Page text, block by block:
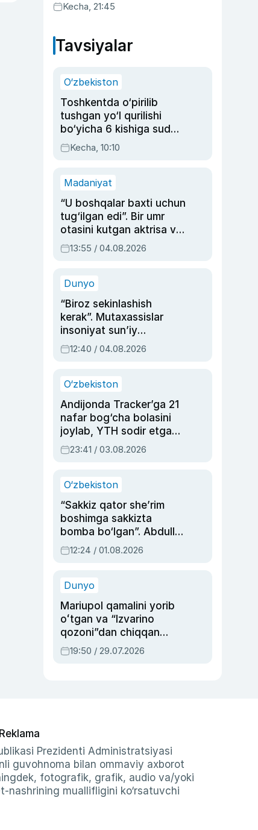
Kecha, 21:45
Tavsiyalar
O‘zbekiston
Toshkentda o‘pirilib
tushgan yo‘l qurilishi
bo‘yicha 6 kishiga sud
hukmi o‘qildi
Kecha, 10:10
Madaniyat
“U boshqalar baxti uchun
tug‘ilgan edi”. Bir umr
otasini kutgan aktrisa va
dublyaj ustasi Rimma
Ahmedovaning
13:55 / 04.08.2026
Dunyo
“Biroz sekinlashish
kerak”. Mutaxassislar
insoniyat sun’iy
intellektni boshqara
olmay qolishidan xavotir
12:40 / 04.08.2026
O‘zbekiston
Andijonda Tracker’ga 21
nafar bog‘cha bolasini
joylab, YTH sodir etgan
ayolga sud hukmi o‘qildi
23:41 / 03.08.2026
O‘zbekiston
“Sakkiz qator she’rim
boshimga sakkizta
bomba bo‘lgan”. Abdulla
Oripovni siyosiy
ayblovlardan asrab
12:24 / 01.08.2026
Dunyo
Mariupol qamalini yorib
oʻtgan va “Izvarino
qozoni”dan chiqqan
qahramon — Ukraina
armiyasi bosh
19:50 / 29.07.2026
Reklama
Prezidenti Administratsiyasi
guvohnoma bilan ommaviy axborot
fotografik, grafik, audio va/yoki
nashrining muallifligini ko‘rsatuvchi